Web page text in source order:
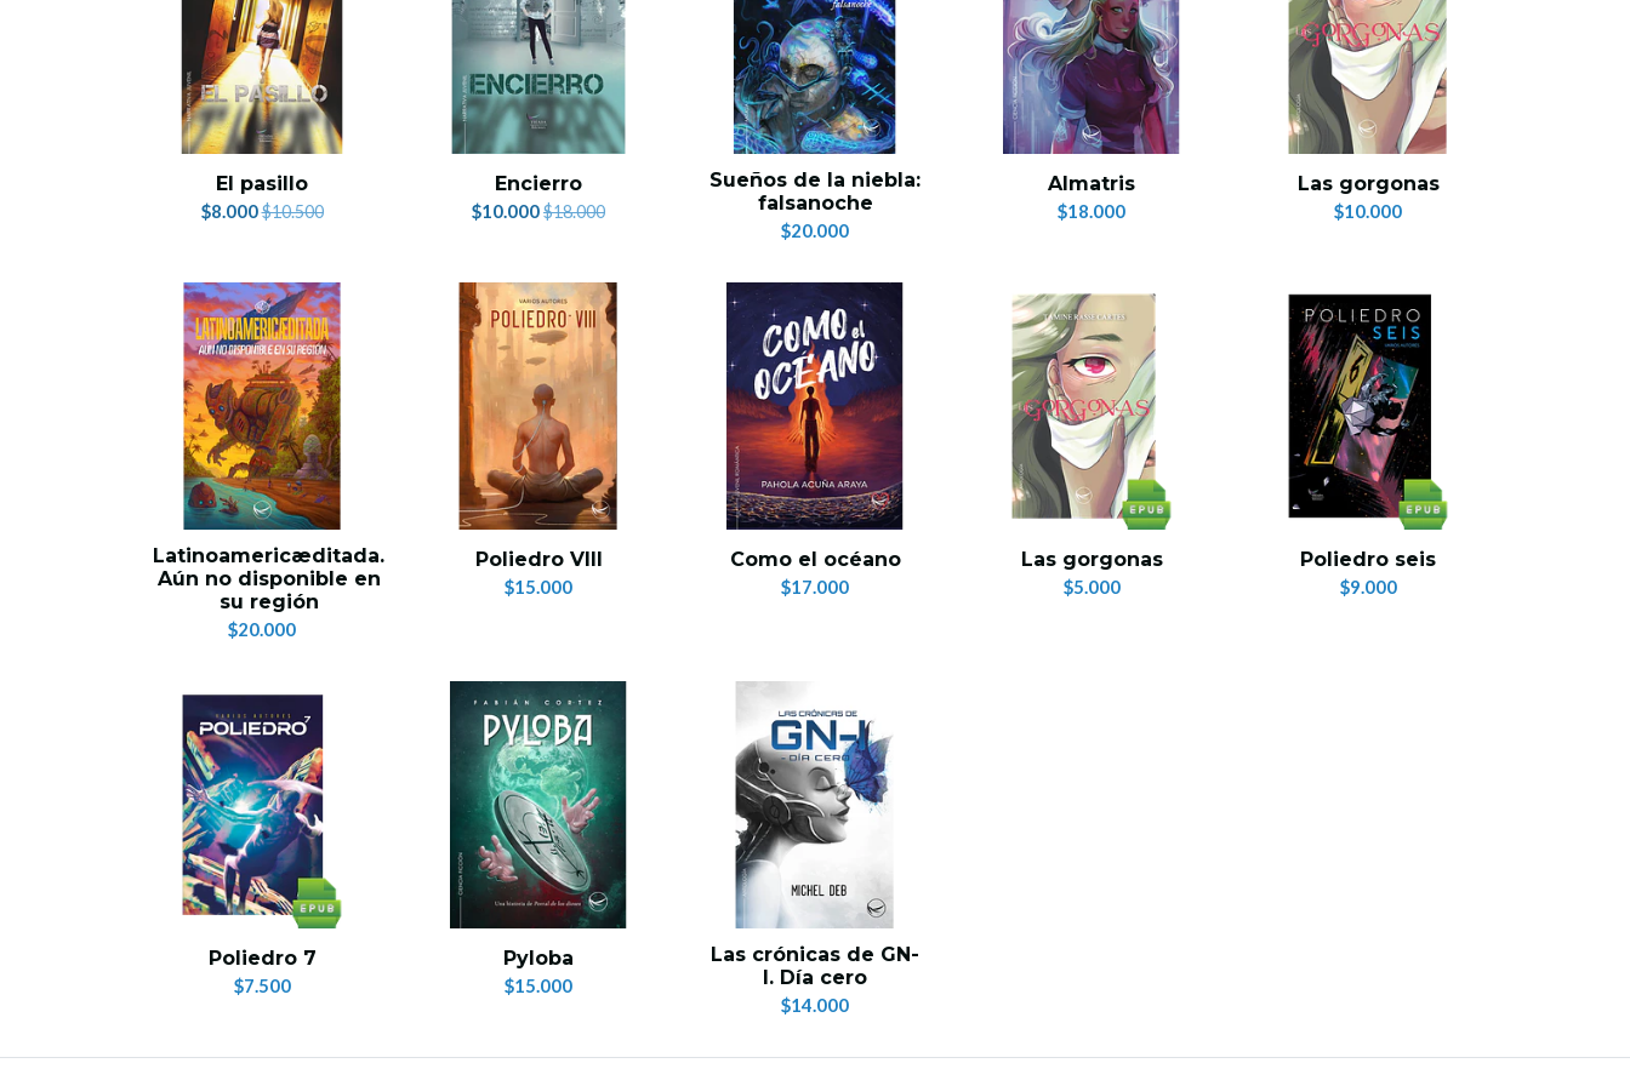
El pasillo
$8.000$10.500
Encierro
$10.000$18.000
Sueños de la niebla:
falsanoche
$20.000
Almatris
$18.000
Las gorgonas
$10.000
Latinoamericæditada.
Aún no disponible en
su región
$20.000
Poliedro VIII
$15.000
Como el océano
$17.000
Las gorgonas
$5.000
Poliedro seis
$9.000
Poliedro 7
$7.500
Pyloba
$15.000
Las crónicas de GN-
I. Día cero
$14.000